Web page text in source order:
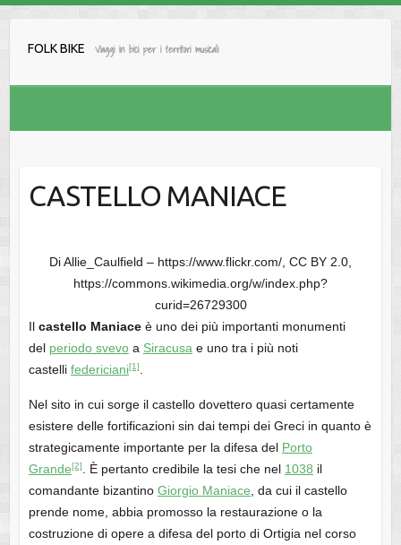
FOLK BIKE Viaggi in bici per i territori musicali
CASTELLO MANIACE
Di Allie_Caulfield – https://www.flickr.com/, CC BY 2.0,
https://commons.wikimedia.org/w/index.php?
curid=26729300
Il castello Maniaceè uno dei più importanti monumenti
del periodo svevoa Siracusa e uno tra i più noti
castelli federiciani[1]
Nel sito in cui sorge il castello dovettero quasi certamente
esistere delle fortificazioni sin dai tempi dei Greci in quanto è
strategicamente importante per la difesa del Porto
Grande[2] . È pertanto credibile la tesi che nel 1038 il
comandante bizantino Giorgio Maniace , da cui il castello
prende nome, abbia promosso la restaurazione o la
costruzione di opere a difesa del porto di Ortigia nel corso